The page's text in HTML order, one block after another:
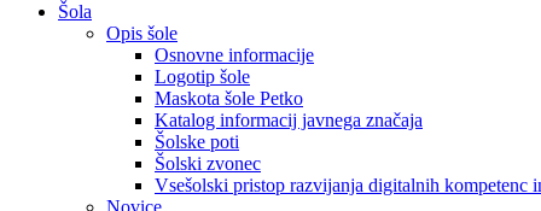
Šola
Opis šole
Osnovne informacije
Logotip šole
Maskota šole Petko
Katalog informacij javnega značaja
Šolske poti
Šolski zvonec
Vsešolski pristop razvijanja digitalnih kompetenc
Novice